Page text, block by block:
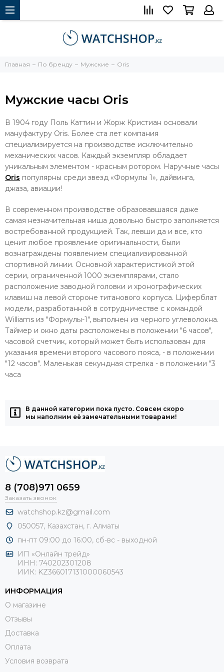
Главная По бренду Мужские Oris
Мужские часы Oris
В 1904 году Поль Каттин и Жорж Кристиан основали
мануфактуру Oris. Более ста лет компания
специализируется на производстве исключительно
механических часов. Каждый экземпляр обладает
уникальным элементом - красным ротором. Наручные часы
Oris популярны среди звезд «Формулы 1», дайвинга,
джаза, авиации!
В современном производстве образовавшаяся даже
самая незначительная ниша довольно быстро заполняется
востребованной продукцией. Так, левши да и все, кто
ценит любое проявление оригинальности, были
вознаграждены появлением специализированной
спортивной линии. Основной характеристикой этой
серии, ограниченной 1000 экземплярами, стало
расположение заводной головки и хронографических
клавиш на левой стороне титанового корпуса. Циферблат
модели, разработанной в сотрудничестве с командой
Williams из "Формулы-1", выполнен из черного углеволокна.
Таймер и окно даты расположены в положении "6 часов",
часовой счетчик, который может быть использован для
указания времени второго часового пояса, - в положении
"12 часов". Маленькая секундная стрелка - в положении "3
часа
В данной категории пока пусто. Совсем скоро
мы наполним её замечательными товарами!
8 (708)971 0659
Заказать звонок
watchshop.kz@gmail.com
050057, Казахстан, г. Алматы
пн-пт 09:00 до 16:00, сб-вс - выходной
ИП «Онлайн трейд»
ИНН: 740202301208
ИИК: KZ366017131000060543
ИНФОРМАЦИЯ
О магазине
Отзывы
Доставка
Оплата
Условия возврата